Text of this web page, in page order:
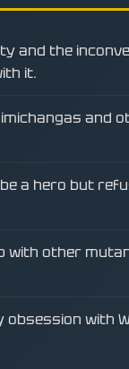
and the
it.
and
a hero but
with other
obsession with